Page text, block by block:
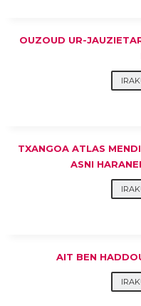
OUZOUD UR-
TXANGOA ATLAS
ASNI
AIT BEN